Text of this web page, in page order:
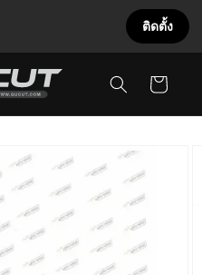
สินค้า
ติดตั้ง